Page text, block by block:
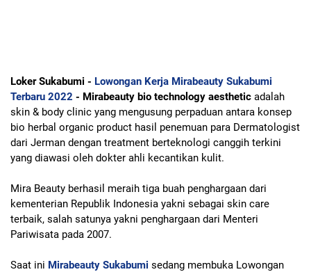
Loker Sukabumi - Lowongan Kerja Mirabeauty Sukabumi
Terbaru 2022 - Mirabeauty bio technology aesthetic adalah
skin & body clinic yang mengusung perpaduan antara konsep
bio herbal organic product hasil penemuan para Dermatologist
dari Jerman dengan treatment berteknologi canggih terkini
yang diawasi oleh dokter ahli kecantikan kulit.
Mira Beauty berhasil meraih tiga buah penghargaan dari
kementerian Republik Indonesia yakni sebagai skin care
terbaik, salah satunya yakni penghargaan dari Menteri
Pariwisata pada 2007.
Saat ini Mirabeauty Sukabumi sedang membuka Lowongan